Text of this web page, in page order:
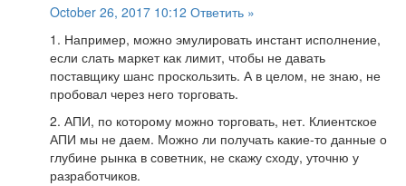
October 26, 2017 10:12 Ответить »
1. Например, можно эмулировать инстант исполнение,
если слать маркет как лимит, чтобы не давать
поставщику шанс проскользить. А в целом, не знаю, не
пробовал через него торговать.
2. АПИ, по которому можно торговать, нет. Клиентское
АПИ мы не даем. Можно ли получать какие-то данные о
глубине рынка в советник, не скажу сходу, уточню у
разработчиков.